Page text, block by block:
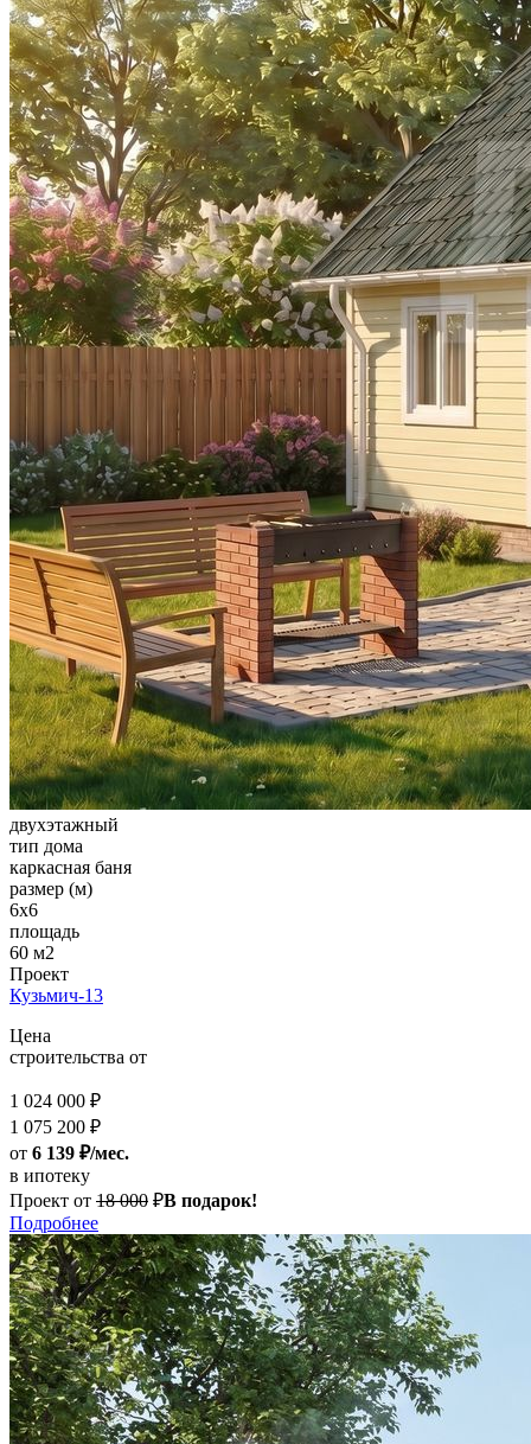
двухэтажный
тип дома
каркасная баня
размер (м)
6х6
площадь
60 м2
Проект
Кузьмич-13
Цена
строительства от
1 024 000 ₽
1 075 200 ₽
от 6 139 ₽/мес.
в ипотеку
Проект от 18 000 ₽В подарок!
Подробнее